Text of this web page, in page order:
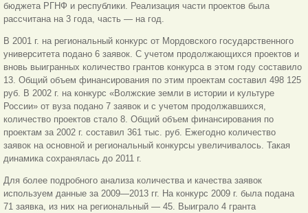
бюджета РГНФ и республики. Реализация части проектов была
рассчитана на 3 года, часть — на год.
В 2001 г. на региональный конкурс от Мордовского государственного
университета подано 6 заявок. С учетом продолжающихся проектов и
вновь выигранных количество грантов конкурса в этом году составило
13. Общий объем финансирования по этим проектам составил 498 125
руб. В 2002 г. на конкурс «Волжские земли в истории и культуре
России» от вуза подано 7 заявок и с учетом продолжавшихся,
количество проектов стало 8. Общий объем финансирования по
проектам за 2002 г. составил 361 тыс. руб. Ежегодно количество
заявок на основной и региональный конкурсы увеличивалось. Такая
динамика сохранялась до 2011 г.
Для более подробного анализа количества и качества заявок
используем данные за 2009—2013 гг. На конкурс 2009 г. была подана
71 заявка, из них на региональный — 45. Выиграло 4 гранта